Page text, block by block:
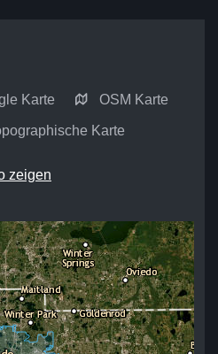
Karte OSM Karte
Karte
zeigen